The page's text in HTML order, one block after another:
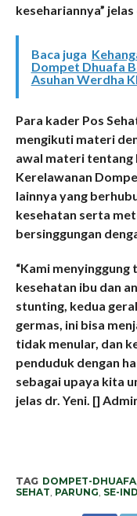
kesehariannya”
Baca juga
Dompet Dhuafa
Asuhan Werdha
Para kader Pos
mengikuti materi
awal materi tentang
Kerelawanan
lainnya yang
kesehatan serta
bersinggungan
“Kami menyinggung
kesehatan ibu dan
stunting, kedua
germas, ini bisa
tidak menular, dan
penduduk dengan
sebagai upaya kita
jelas dr. Yeni. []
TAG DOMPET-DHUAFA,
SEHAT PARUNG SE-